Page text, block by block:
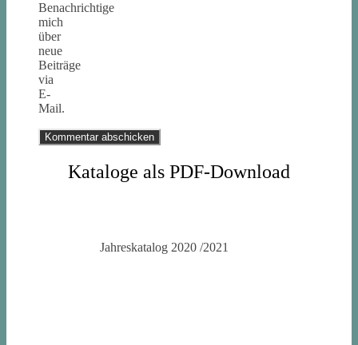
Benachrichtige
mich
über
neue
Beiträge
via
E-
Mail.
Kataloge als PDF-Download
Jahreskatalog 2020 /2021